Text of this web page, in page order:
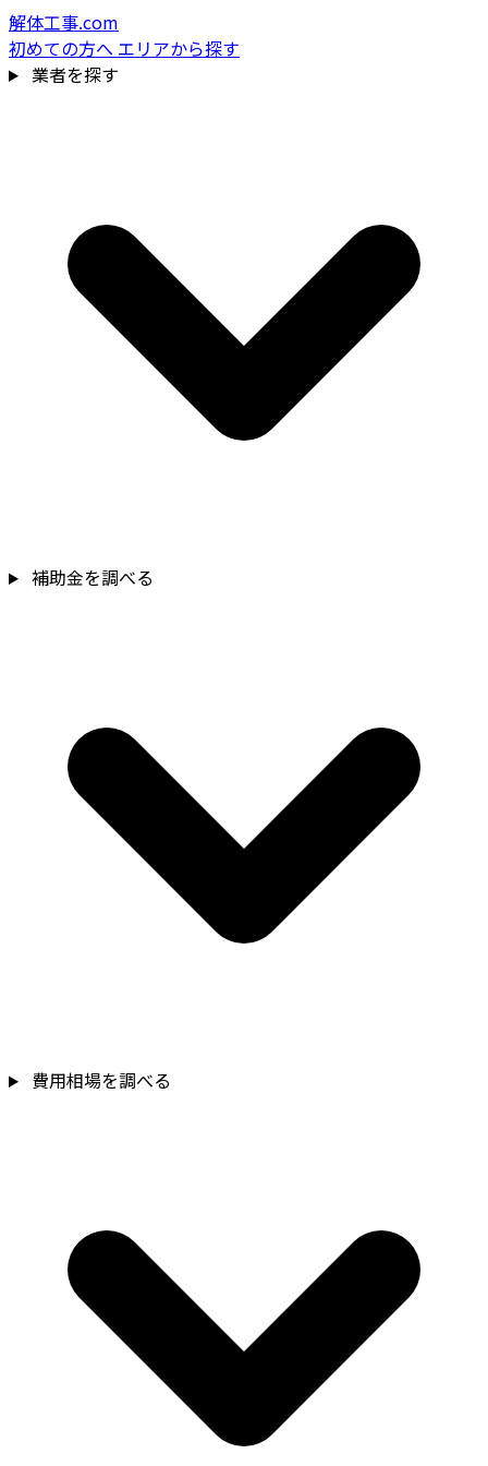
解体工事.com
初めての方へ エリアから探す
業者を探す
補助金を調べる
費用相場を調べる